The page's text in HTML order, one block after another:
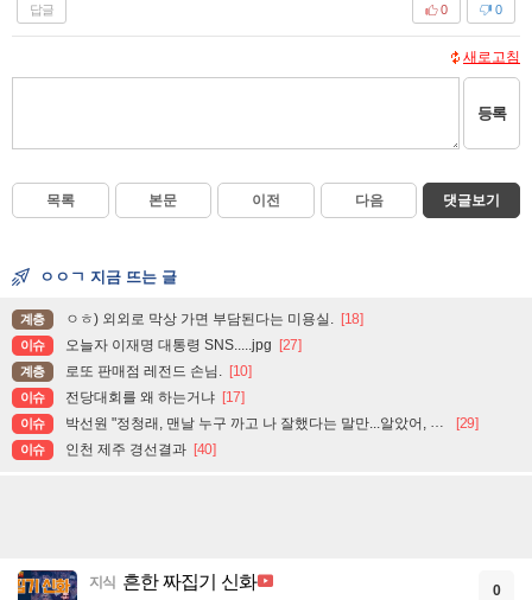
답글 0
0
새로고침
등록
목록 본문 이전 다음 댓글보기
ㅇㅇㄱ 지금 뜨는 글
계층 ㅇㅎ) 외외로 막상 가면 부담된다는 미용실. [18]
이슈 오늘자 이재명 대통령 SNS.....jpg [27]
계층 로또 판매점 레전드 손님. [10]
이슈 전당대회를 왜 하는거냐 [17]
이슈 박선원 "정청래, 맨날 누구 까고 나 잘했다는 말만...알았어, 잘했어, 그러니까 이제 그만, 끝" [29]
이슈 인천 제주 경선결과 [40]
지식 흔한 짜집기 신화 0